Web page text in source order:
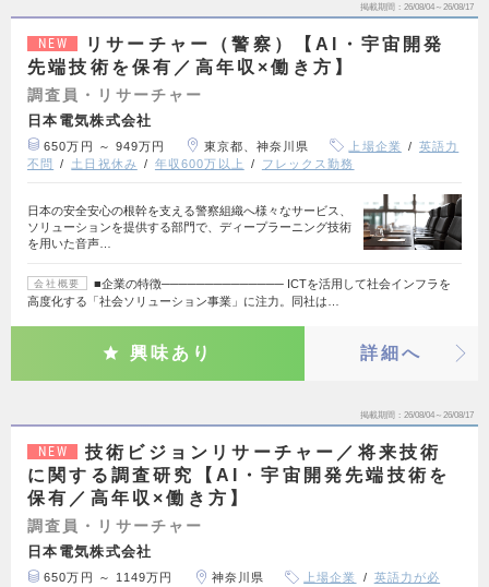
掲載期間 26/08/04～26/08/17
NEW
リサーチャー（警察）【AI・宇宙開発
先端技術を保有／高年収×働き方】
調査員・リサーチャー
日本電気株式会社
650万円 ～ 949万円 東京都、神奈川県 上場企業
英語力
不問
土日祝休み 年収600万以上 フレックス勤務
日本の安全安心の根幹を支える警察組織へ様々なサービス、
ソリューションを提供する部門で、ディープラーニング技術
を用いた音声…
会社概要
■企業の特徴────────────── ICTを活用して社会インフラを
高度化する「社会ソリューション事業」に注力。同社は…
興味あり 詳細へ
掲載期間 26/08/04～26/08/17
NEW
技術ビジョンリサーチャー／将来技術
に関する調査研究【AI・宇宙開発先端技術を
保有／高年収×働き方】
調査員・リサーチャー
日本電気株式会社
650万円 ～ 1149万円 神奈川県 上場企業
英語力が必